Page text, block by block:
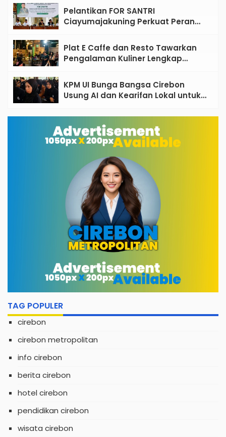
Sekadar Wacana
Pelantikan FOR SANTRI
Ciayumajakuning Perkuat Peran
Umat
Plat E Caffe dan Resto Tawarkan
Pengalaman Kuliner Lengkap
Cirebon
KPM UI Bunga Bangsa Cirebon
Usung AI dan Kearifan Lokal untuk
Mahasiswa Diterjunkan ke 33 Desa
TAG POPULER
cirebon
cirebon metropolitan
info cirebon
berita cirebon
hotel cirebon
pendidikan cirebon
wisata cirebon